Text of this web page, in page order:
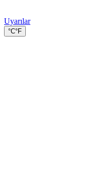
Uyarılar
°C°F